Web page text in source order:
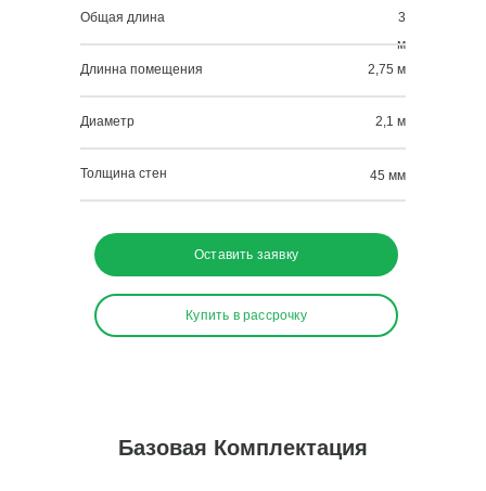
Общая длина
Диаметр
Толщина стен
3
м
2,75 м
2,1 м
45 мм
Длинна помещения
Оставить заявку
Купить в рассрочку
Базовая Комплектация